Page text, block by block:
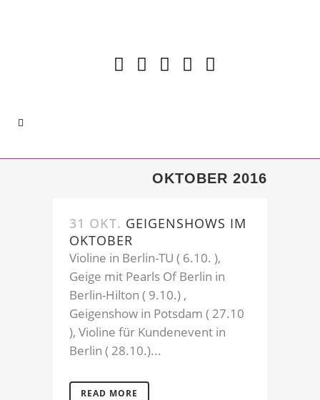
OKTOBER 2016
31 OKT. GEIGENSHOWS IM
OKTOBER
Violine in Berlin-TU ( 6.10. ),
Geige mit Pearls Of Berlin in
Berlin-Hilton ( 9.10.) ,
Geigenshow in Potsdam ( 27.10
), Violine für Kundenevent in
Berlin ( 28.10.)...
READ MORE